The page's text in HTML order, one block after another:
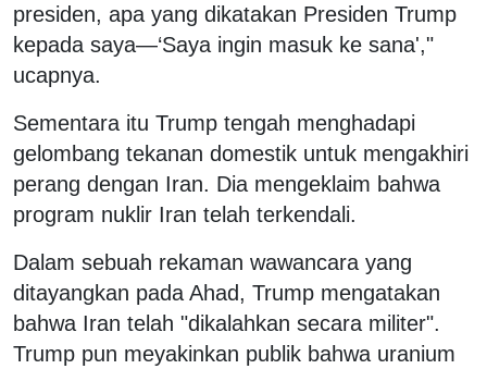
presiden, apa yang dikatakan Presiden Trump
kepada saya—‘Saya ingin masuk ke sana',"
ucapnya.
Sementara itu Trump tengah menghadapi
gelombang tekanan domestik untuk mengakhiri
perang dengan Iran. Dia mengeklaim bahwa
program nuklir Iran telah terkendali.
Dalam sebuah rekaman wawancara yang
ditayangkan pada Ahad, Trump mengatakan
bahwa Iran telah "dikalahkan secara militer".
Trump pun meyakinkan publik bahwa uranium